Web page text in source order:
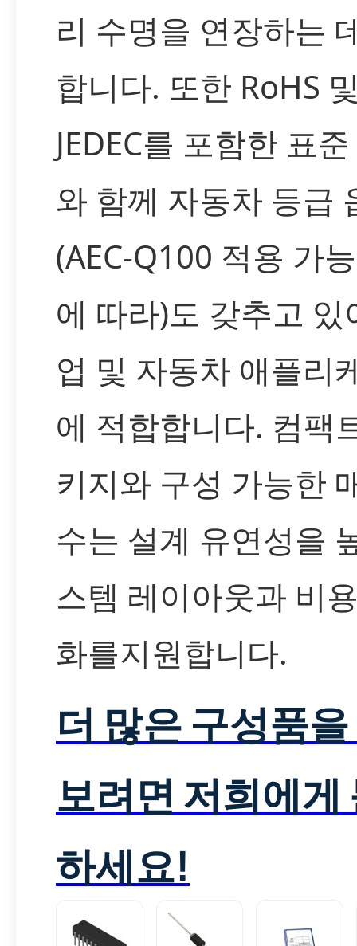
리 수명을 연장하는
합니다. 또한 RoHS
JEDEC를 포함한 표
와 함께 자동차 등급
(AEC-Q100 적용 가
에 따라)도 갖추고 있
업 및 자동차 애플리
에 적합합니다. 컴팩
키지와 구성 가능한
수는 설계 유연성을
스템 레이아웃과 비
화를지원합니다.
더 많은 구성품
보려면 저희에게
하세요!